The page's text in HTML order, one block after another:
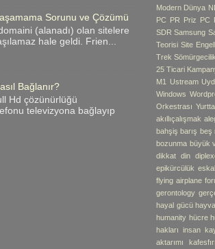
Sorunu ve Çözümü
(alanadı) olan sitelere
hale geldi. Frien...
Bağlanır?
Hd çözünürlüğü
televizyona bağlayıp
Modern Dünya
PC PR Priz PC
SDR Samsung
Teorisi Site
Trek Sömürgecilik
25 Ticari
M1
Ustream
Windows
Orkestrası
akıllıçalışmak
bahşiş barış beş
bozunma büyük
dikkat din
epikürcülük
flying airplane
gerontology
hayal gücü
humanity hücre
hakları insan
aktarımı